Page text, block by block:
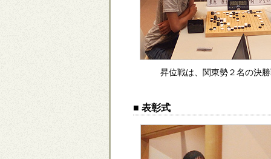
昇位戦は、関東勢２名の決
■ 表彰式